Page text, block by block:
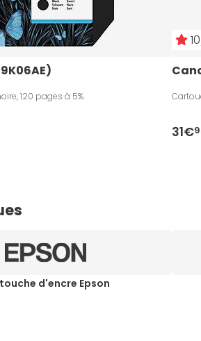
120 pages à 5%
31€
d'encre Epson